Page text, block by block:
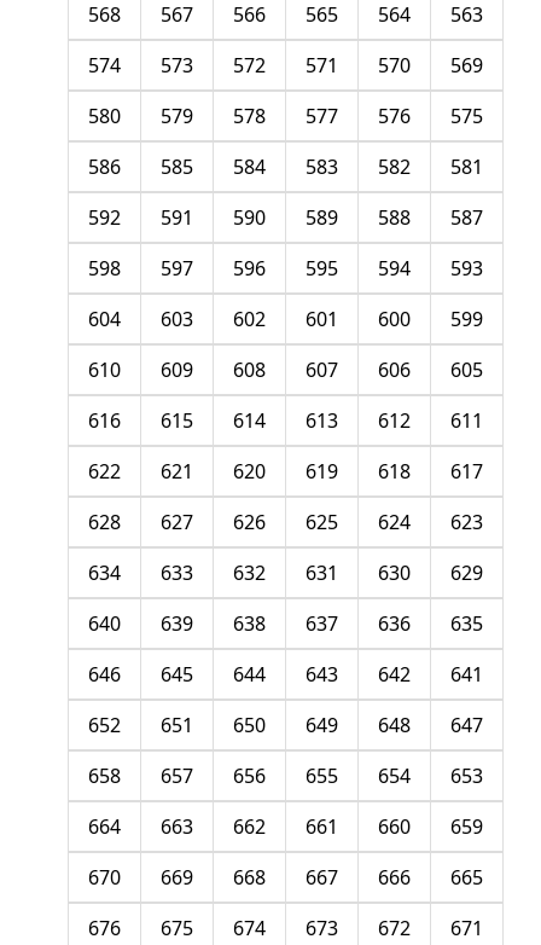
563
564
565
566
567
568
569
570
571
572
573
574
575
576
577
578
579
580
581
582
583
584
585
586
587
588
589
590
591
592
593
594
595
596
597
598
599
600
601
602
603
604
605
606
607
608
609
610
611
612
613
614
615
616
617
618
619
620
621
622
623
624
625
626
627
628
629
630
631
632
633
634
635
636
637
638
639
640
641
642
643
644
645
646
647
648
649
650
651
652
653
654
655
656
657
658
659
660
661
662
663
664
665
666
667
668
669
670
671
672
673
674
675
676